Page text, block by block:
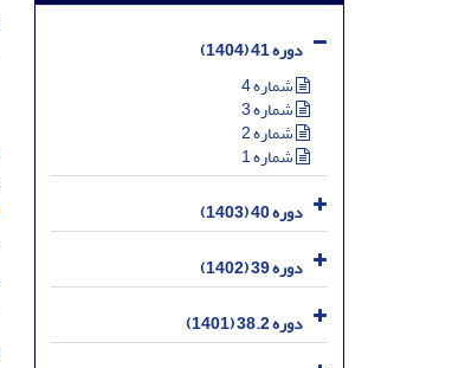
دوره 41 (1404)
شماره 4
شماره 3
شماره 2
شماره 1
دوره 40 (1403)
دوره 39 (1402)
دوره 38.2 (1401)